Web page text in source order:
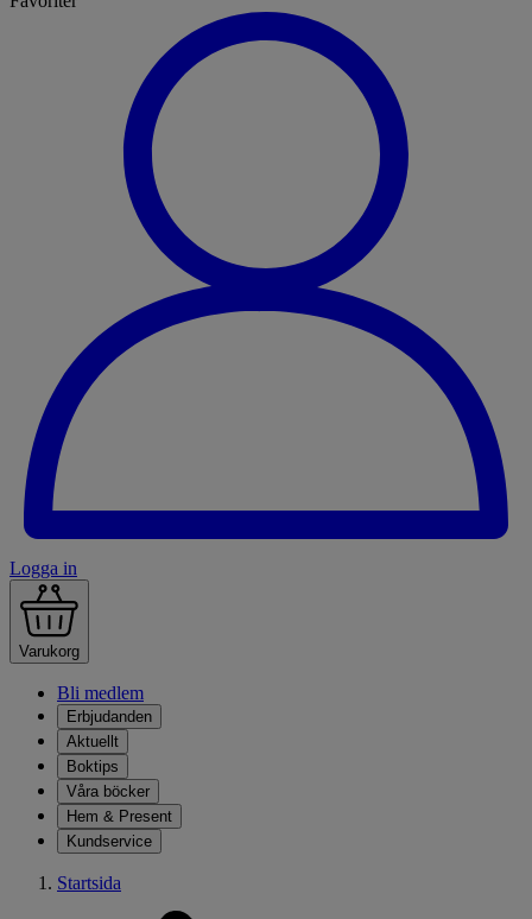
Logga in
Varukorg
Bli medlem
Erbjudanden
Aktuellt
Boktips
Våra böcker
Hem & Present
Kundservice
Startsida